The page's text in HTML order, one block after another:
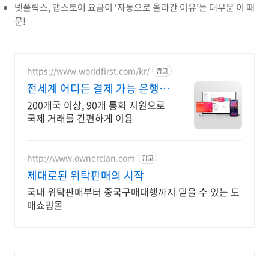
넷플릭스, 앱스토어 요금이 ‘자동으로 올라간 이유’는 대부분 이 때
문!
https://www.worldfirst.com/kr/ 광고
전세계 어디든 결제 가능 은행보
다 저렴한 송금 수수료
200개국 이상, 90개 통화 지원으로
국제 거래를 간편하게 이용
http://www.ownerclan.com 광고
제대로된 위탁판매의 시작
국내 위탁판매부터 중국구매대행까지 믿을 수 있는 도
매쇼핑몰